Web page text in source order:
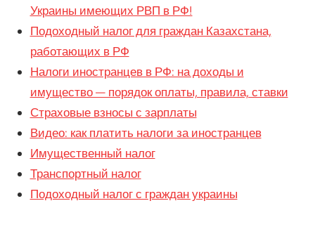
Украины имеющих РВП в РФ!
Подоходный налог для граждан Казахстана,
работающих в РФ
Налоги иностранцев в РФ: на доходы и
имущество — порядок оплаты, правила, ставки
Страховые взносы с зарплаты
Видео: как платить налоги за иностранцев
Имущественный налог
Транспортный налог
Подоходный налог с граждан украины